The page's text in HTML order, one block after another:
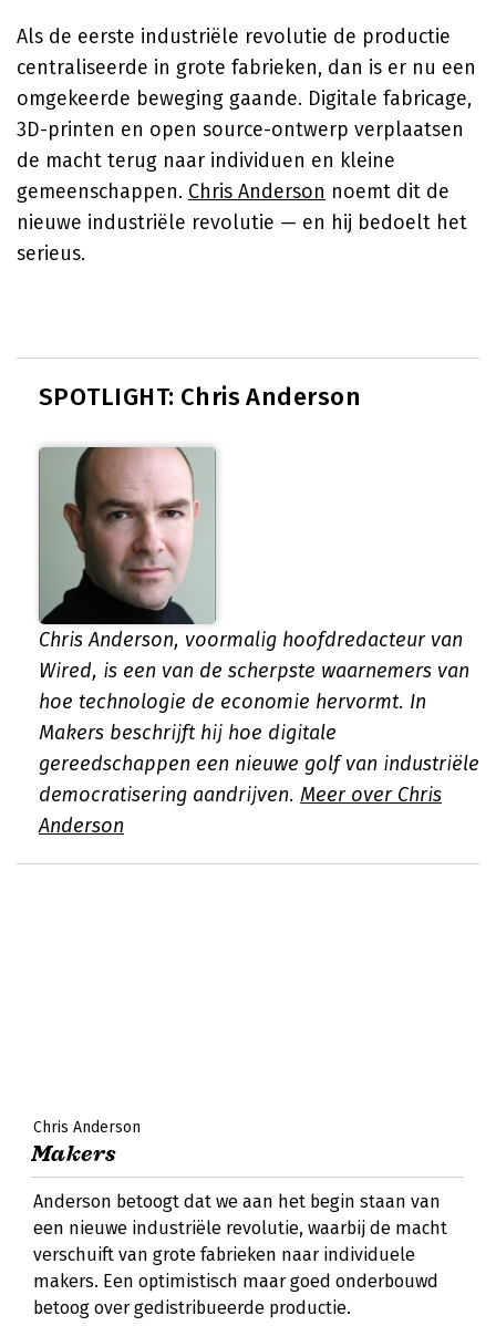
Als de eerste industriële revolutie de productie
centraliseerde in grote fabrieken, dan is er nu een
omgekeerde beweging gaande. Digitale fabricage,
3D-printen en open source-ontwerp verplaatsen
de macht terug naar individuen en kleine
gemeenschappen. Chris Anderson noemt dit de
nieuwe industriële revolutie — en hij bedoelt het
serieus.
SPOTLIGHT: Chris Anderson
Chris Anderson, voormalig hoofdredacteur van
Wired, is een van de scherpste waarnemers van
hoe technologie de economie hervormt. In
Makers beschrijft hij hoe digitale
gereedschappen een nieuwe golf van industriële
democratisering aandrijven. Meer over Chris
Anderson
Chris Anderson
Makers
Anderson betoogt dat we aan het begin staan van
een nieuwe industriële revolutie, waarbij de macht
verschuift van grote fabrieken naar individuele
makers. Een optimistisch maar goed onderbouwd
betoog over gedistribueerde productie.